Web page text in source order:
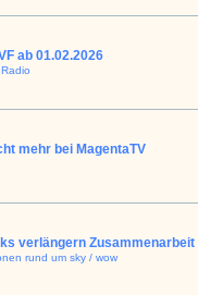
ab 01.02.2026
mehr bei MagentaTV
verlängern Zusammenarbeit
rund um sky / wow